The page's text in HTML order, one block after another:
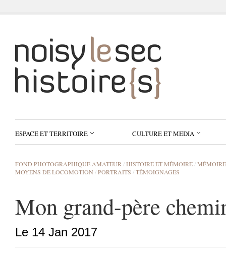
ESPACE ET TERRITOIRE CULTURE ET MEDIA
FOND PHOTOGRAPHIQUE AMATEUR /HISTOIRE ET MÉMOIRE /
MOYENS DE LOCOMOTION /PORTRAITS /TÉMOIGNAGES
Mon grand-père
Le 14 Jan 2017